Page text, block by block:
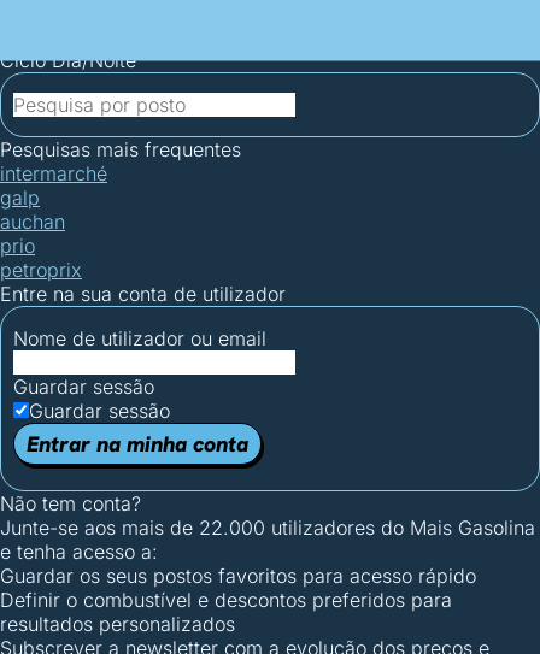
Ciclo Dia/Noite
Pesquisas mais frequentes
intermarché
galp
auchan
prio
petroprix
Entre na sua conta de utilizador
Nome de utilizador ou email
Guardar sessão
Guardar sessão
Entrar na minha conta
Não tem conta?
Junte-se aos mais de 22.000 utilizadores do Mais Gasolina
e tenha acesso a:
Guardar os seus postos favoritos para acesso rápido
Definir o combustível e descontos preferidos para
resultados personalizados
Subscrever a newsletter com a evolução dos preços e